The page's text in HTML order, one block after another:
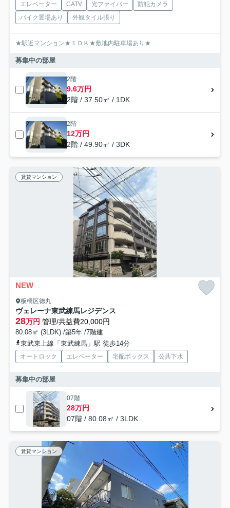
エレベーター CATV 光ファイバー
防犯カメラ
バイク置場あり
外観タイル張り
★駅近マンション★１ＤＫ★敷地内駐車場あり★
募集中の部屋
2階
9.6万円
2階 / 37.50㎡ / 1DK
2階
12万円
2階 / 49.90㎡ / 3DK
賃貸マンション
NEW
板橋区徳丸
ヴェレーナ東武練馬レジデンス
28万円 管理/共益費20,000円
80.08㎡ (3LDK) /築5年 /7階建
東武東上線「東武練馬」駅 徒歩14分
オートロック エレベーター 宅配ボックス 公共下水
募集中の部屋
07階
28万円
07階 / 80.08㎡ / 3LDK
賃貸マンション